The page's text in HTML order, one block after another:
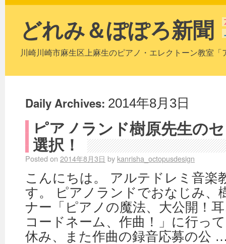
どれみ＆ぽぽろ新聞
川崎川崎市麻生区上麻生のピアノ・エレクトーン教室
Daily Archives: 2014年8月3日
ピアノランド樹原先生の
選択！
Posted on 2014年8月3日 by kanrisha_octopusdesign
こんにちは。 アルテドレミ音楽
す。 ピアノランドでおなじみ、
ナー「ピアノの魔法、大公開！
コードネーム、作曲！」に行っ
休み、また作曲の録音応募の公